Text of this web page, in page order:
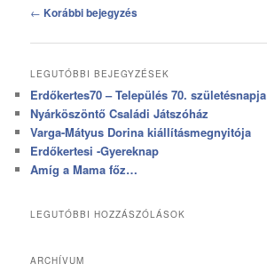
Bejegyzés
← Korábbi bejegyzés
LEGUTÓBBI BEJEGYZÉSEK
Erdőkertes70 – Település 70. születésnapja
Nyárköszöntő Családi Játszóház
Varga-Mátyus Dorina kiállításmegnyitója
Erdőkertesi -Gyereknap
Amíg a Mama főz…
LEGUTÓBBI HOZZÁSZÓLÁSOK
ARCHÍVUM